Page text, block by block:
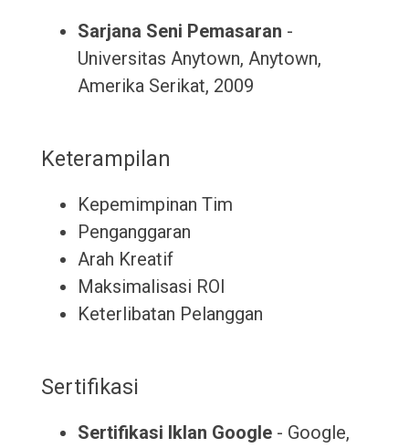
Sarjana Seni Pemasaran -
Universitas Anytown, Anytown,
Amerika Serikat, 2009
Keterampilan
Kepemimpinan Tim
Penganggaran
Arah Kreatif
Maksimalisasi ROI
Keterlibatan Pelanggan
Sertifikasi
Sertifikasi Iklan Google- Google,